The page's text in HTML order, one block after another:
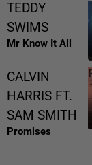
TEDDY
SWIMS
Mr Know It All
CALVIN
HARRIS FT.
SAM SMITH
Promises